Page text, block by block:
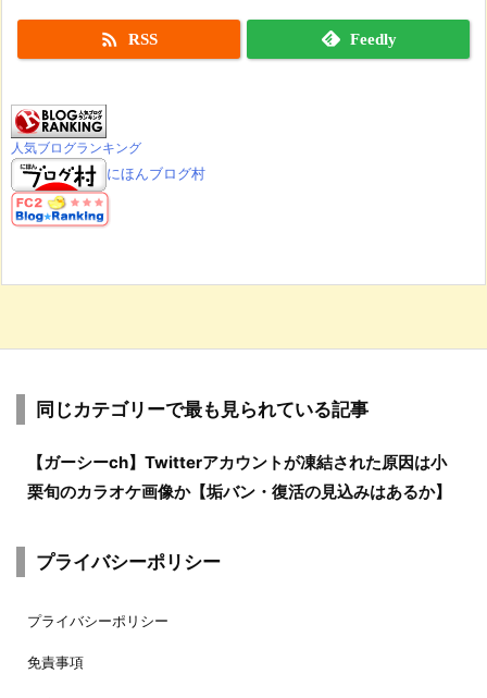
 RSS Feedly
人気ブログランキング
にほんブログ村
同じカテゴリーで最も見られている記事
【ガーシーch】Twitterアカウントが凍結された原因は小
栗旬のカラオケ画像か【垢バン・復活の見込みはあるか】
プライバシーポリシー
プライバシーポリシー
免責事項